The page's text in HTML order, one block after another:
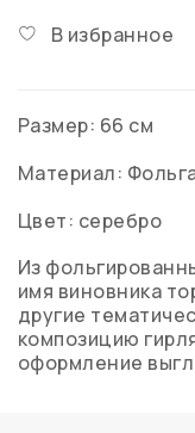
В избранное
Размер: 66 см
Материал:
Цвет: серебро
Из
имя виновника
другие
композицию
оформление